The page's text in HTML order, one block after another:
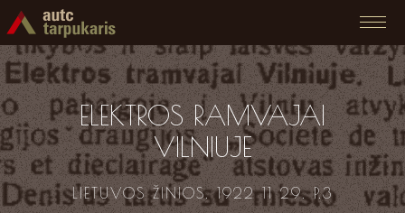
ELEKTROS RAMVAJAI
VILNIUJE
LIETUVOS ŽINIOS. 1922 11 29. P.3